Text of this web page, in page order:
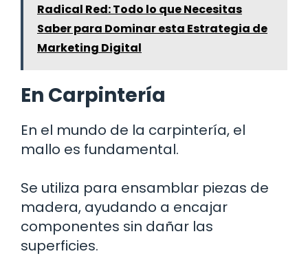
Radical Red: Todo lo que Necesitas
Saber para Dominar esta Estrategia de
Marketing Digital
En Carpintería
En el mundo de la carpintería, el
mallo es fundamental.
Se utiliza para ensamblar piezas de
madera, ayudando a encajar
componentes sin dañar las
superficies.